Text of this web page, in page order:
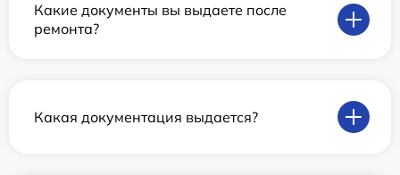
Какие документы вы выдаете после
ремонта?
Какая документация выдается?